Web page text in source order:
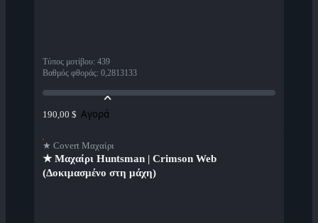
Τύπος μοτίβου: 439
Βαθμός φθοράς: 0,2813133
190,00 $ Αγορά
★ Covert Μαχαίρι
★ Μαχαίρι Huntsman | Crimson Web
(Δοκιμασμένο στη μάχη)